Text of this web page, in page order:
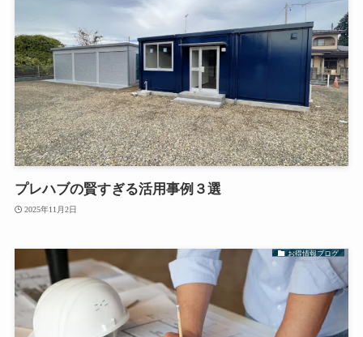
プレハブの賢すぎる活用事例３選
2025年11月2日
お得情報ブログ